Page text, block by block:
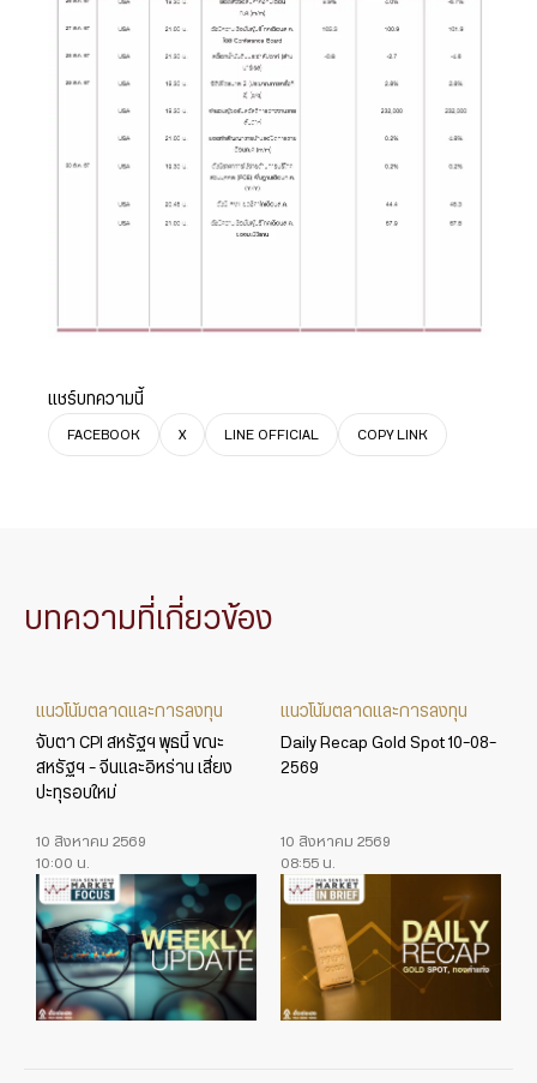
แชร์บทความนี้
FACEBOOK X LINE OFFICIAL COPY LINK
บทความที่เกี่ยวข้อง
แนวโน้มตลาดและการลงทุน
จับตา CPI สหรัฐฯ พุธนี้ ขณะ
สหรัฐฯ – จีนและอิหร่าน เสี่ยง
ปะทุรอบใหม่
10 สิงหาคม 2569
10:00 น.
แนวโน้มตลาดและการลงทุน
Daily Recap Gold Spot 10-08-
2569
10 สิงหาคม 2569
08:55 น.